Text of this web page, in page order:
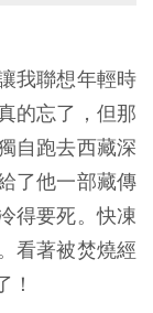
我聯想年輕時
的忘了，但那
自跑去西藏深
了他一部藏傳
得要死。快凍
看著被焚燒經
！